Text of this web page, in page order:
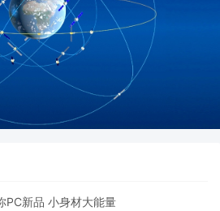
PC新品 小身材大能量